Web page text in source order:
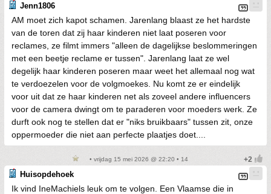
Jenn1806
AM moet zich kapot schamen. Jarenlang blaast ze het hardste
van de toren dat zij haar kinderen niet laat poseren voor
reclames, ze filmt immers "alleen de dagelijkse beslommeringen
met een beetje reclame er tussen". Jarenlang laat ze wel
degelijk haar kinderen poseren maar weet het allemaal nog wat
te verdoezelen voor de volgmoekes. Nu komt ze er eindelijk
voor uit dat ze haar kinderen net als zoveel andere influencers
voor de camera dwingt om te paraderen voor moeders werk. Ze
durft ook nog te stellen dat er "niks bruikbaars" tussen zit, onze
oppermoeder die niet aan perfecte plaatjes doet....
• vrijdag 15 mei 2026 @ 22:20 • 14
Huisopdehoek
Ik vind IneMachiels leuk om te volgen. Een Vlaamse die in